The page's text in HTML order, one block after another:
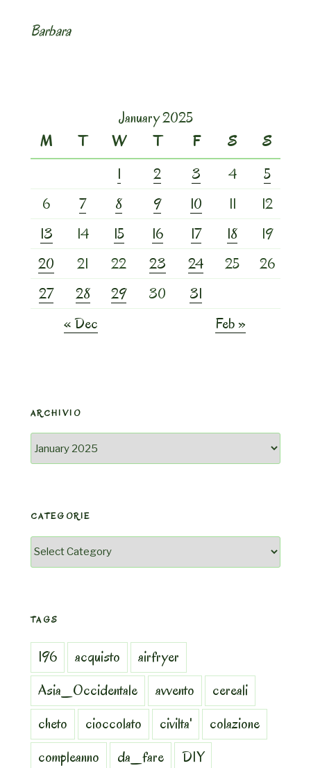
Barbara
January 2025
M
T W T F S
S
1
2 3 4
5
6
7 8 9 10 11
12
13
14 15 16 17 18
19
20
21 22 23 24 25
26
27
28 29 30
31
« Dec
Feb »
ARCHIVIO
Archivio
CATEGORIE
Categorie
TAGS
196 acquisto
airfryer
Asia_Occidentale
avvento
cereali
cheto
cioccolato civilta'
colazione
compleanno
da_fare
DIY